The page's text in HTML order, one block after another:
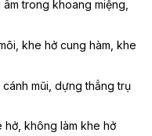
trong khoang miệng,
khe hở cung hàm, khe
mũi, dựng thẳng trụ
không làm khe hở